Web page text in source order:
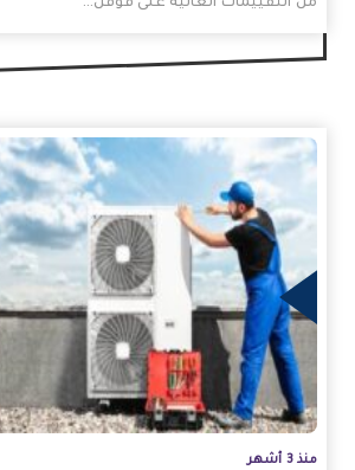
من التقييمات العالية على قوقل…
منذ 3 أشهر